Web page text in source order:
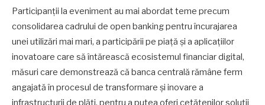
Participanții la eveniment au mai abordat teme precum
consolidarea cadrului de open banking pentru încurajarea
unei utilizări mai mari, a participării pe piață și a aplicațiilor
inovatoare care să întărească ecosistemul financiar digital,
măsuri care demonstrează că banca centrală rămâne ferm
angajată în procesul de transformare și inovare a
infrastructurii de plăți, pentru a putea oferi cetățenilor soluții